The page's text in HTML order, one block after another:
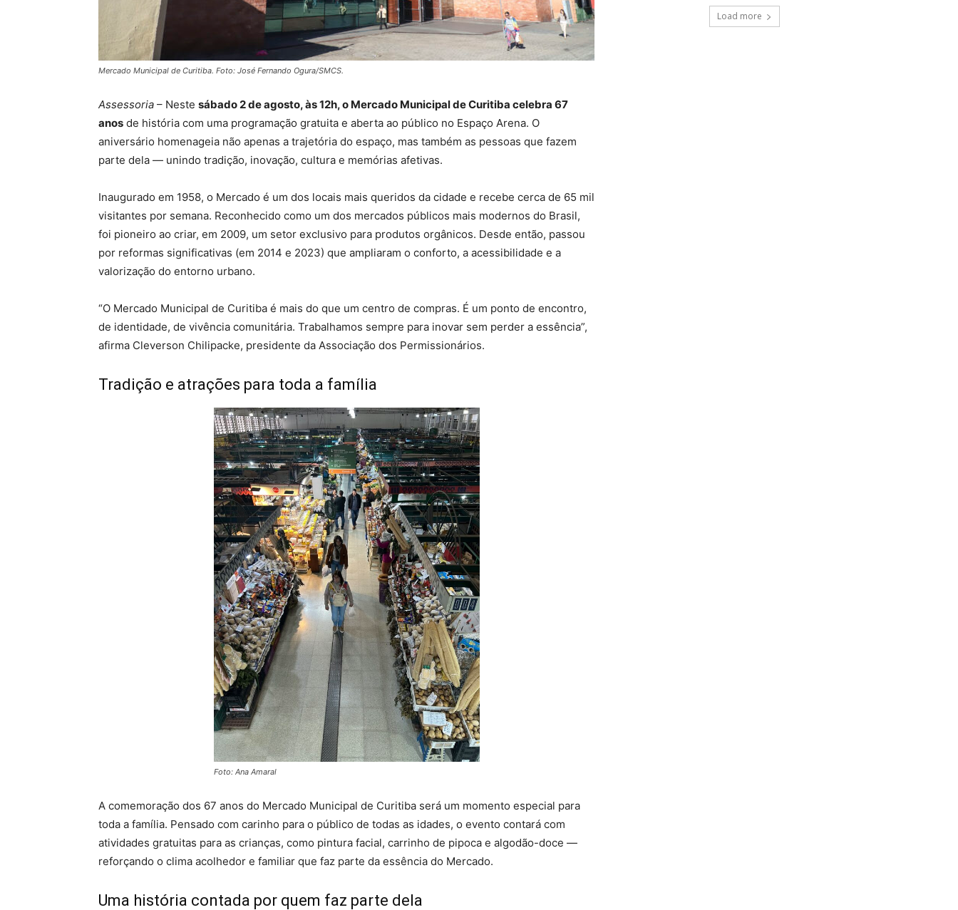
Mercado Municipal de Curitiba. Foto: José Fernando Ogura/SMCS.
Assessoria – Neste sábado 2 de agosto, às 12h, o Mercado Municipal de Curitiba celebra 67
anos de história com uma programação gratuita e aberta ao público no Espaço Arena. O
aniversário homenageia não apenas a trajetória do espaço, mas também as pessoas que fazem
parte dela — unindo tradição, inovação, cultura e memórias afetivas.
Inaugurado em 1958, o Mercado é um dos locais mais queridos da cidade e recebe cerca de 65 mil
visitantes por semana. Reconhecido como um dos mercados públicos mais modernos do Brasil,
foi pioneiro ao criar, em 2009, um setor exclusivo para produtos orgânicos. Desde então, passou
por reformas significativas (em 2014 e 2023) que ampliaram o conforto, a acessibilidade e a
valorização do entorno urbano.
“O Mercado Municipal de Curitiba é mais do que um centro de compras. É um ponto de encontro,
de identidade, de vivência comunitária. Trabalhamos sempre para inovar sem perder a essência”,
afirma Cleverson Chilipacke, presidente da Associação dos Permissionários.
Tradição e atrações para toda a família
Foto: Ana Amaral
A comemoração dos 67 anos do Mercado Municipal de Curitiba será um momento especial para
toda a família. Pensado com carinho para o público de todas as idades, o evento contará com
atividades gratuitas para as crianças, como pintura facial, carrinho de pipoca e algodão-doce —
reforçando o clima acolhedor e familiar que faz parte da essência do Mercado.
Uma história contada por quem faz parte dela
Load more